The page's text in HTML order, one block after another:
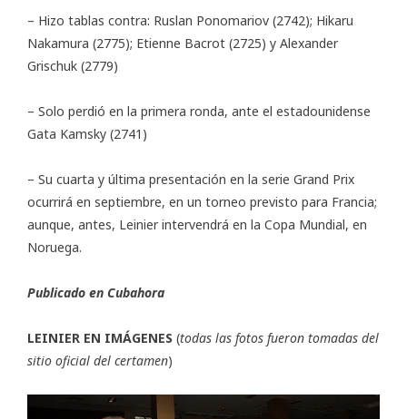
– Hizo tablas contra: Ruslan Ponomariov (2742); Hikaru
Nakamura (2775); Etienne Bacrot (2725) y Alexander
Grischuk (2779)
– Solo perdió en la primera ronda, ante el estadounidense
Gata Kamsky (2741)
– Su cuarta y última presentación en la serie Grand Prix
ocurrirá en septiembre, en un torneo previsto para Francia;
aunque, antes, Leinier intervendrá en la Copa Mundial, en
Noruega.
Publicado en Cubahora
LEINIER EN IMÁGENES (todas las fotos fueron tomadas del
sitio oficial del certamen)